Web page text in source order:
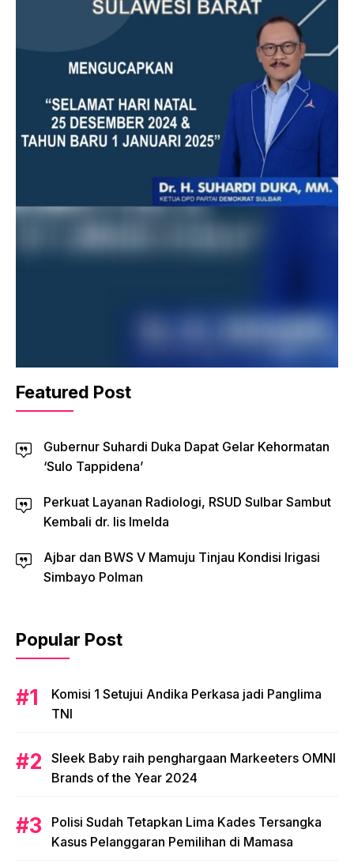
Featured Post
Gubernur Suhardi Duka Dapat Gelar Kehormatan
‘Sulo Tappidena’
Perkuat Layanan Radiologi, RSUD Sulbar Sambut
Kembali dr. Iis Imelda
Ajbar dan BWS V Mamuju Tinjau Kondisi Irigasi
Simbayo Polman
Popular Post
Komisi 1 Setujui Andika Perkasa jadi Panglima
TNI
Sleek Baby raih penghargaan Markeeters OMNI
Brands of the Year 2024
Polisi Sudah Tetapkan Lima Kades Tersangka
Kasus Pelanggaran Pemilihan di Mamasa